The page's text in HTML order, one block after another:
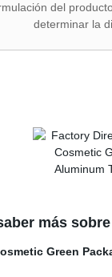
del
determinar la
más